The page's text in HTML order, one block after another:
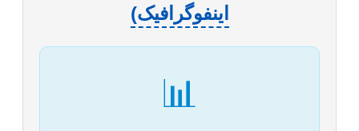
اینفوگرافیک)
📊